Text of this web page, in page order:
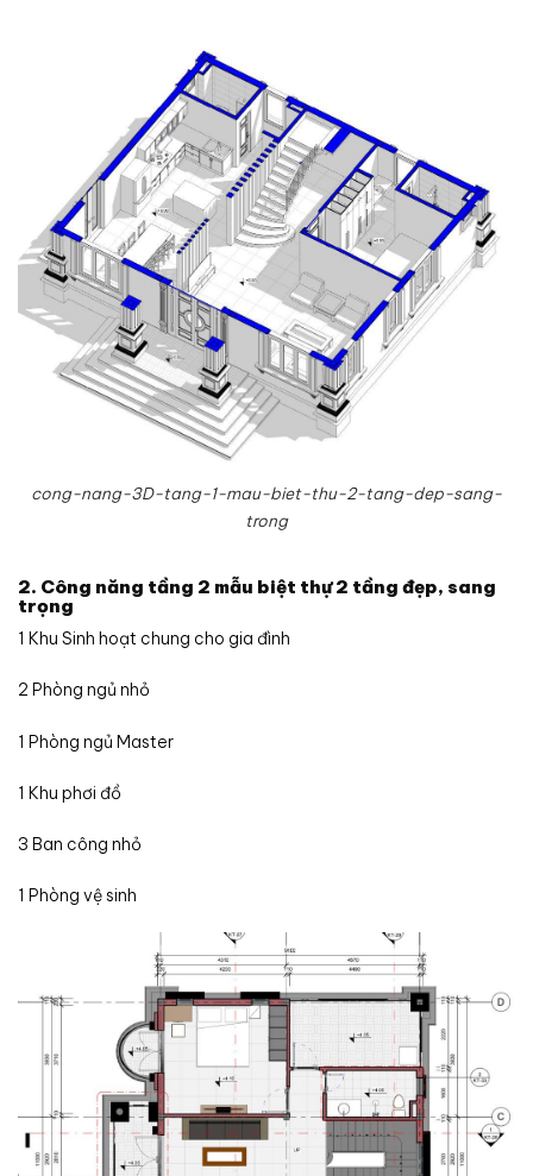
cong-nang-3D-tang-1-mau-biet-thu-2-tang-dep-sang-
trong
2. Công năng tầng 2 mẫu biệt thự 2 tầng đẹp, sang
trọng
1 Khu Sinh hoạt chung cho gia đình
2 Phòng ngủ nhỏ
1 Phòng ngủ Master
1 Khu phơi đồ
3 Ban công nhỏ
1 Phòng vệ sinh